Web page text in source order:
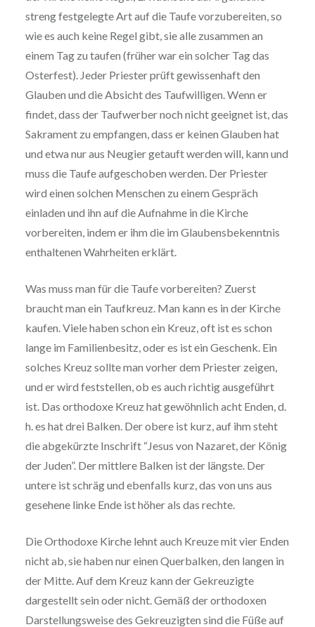
streng festgelegte Art auf die Taufe vorzubereiten, so
wie es auch keine Regel gibt, sie alle zusammen an
einem Tag zu taufen (früher war ein solcher Tag das
Osterfest). Jeder Priester prüft gewissenhaft den
Glauben und die Absicht des Taufwilligen. Wenn er
findet, dass der Taufwerber noch nicht geeignet ist, das
Sakrament zu empfangen, dass er keinen Glauben hat
und etwa nur aus Neugier getauft werden will, kann und
muss die Taufe aufgeschoben werden. Der Priester
wird einen solchen Menschen zu einem Gespräch
einladen und ihn auf die Aufnahme in die Kirche
vorbereiten, indem er ihm die im Glaubensbekenntnis
enthaltenen Wahrheiten erklärt.
Was muss man für die Taufe vorbereiten? Zuerst
braucht man ein Taufkreuz. Man kann es in der Kirche
kaufen. Viele haben schon ein Kreuz, oft ist es schon
lange im Familienbesitz, oder es ist ein Geschenk. Ein
solches Kreuz sollte man vorher dem Priester zeigen,
und er wird feststellen, ob es auch richtig ausgeführt
ist. Das orthodoxe Kreuz hat gewöhnlich acht Enden, d.
h. es hat drei Balken. Der obere ist kurz, auf ihm steht
die abgekürzte Inschrift “Jesus von Nazaret, der König
der Juden”. Der mittlere Balken ist der längste. Der
untere ist schräg und ebenfalls kurz, das von uns aus
gesehene linke Ende ist höher als das rechte.
Die Orthodoxe Kirche lehnt auch Kreuze mit vier Enden
nicht ab, sie haben nur einen Querbalken, den langen in
der Mitte. Auf dem Kreuz kann der Gekreuzigte
dargestellt sein oder nicht. Gemäß der orthodoxen
Darstellungsweise des Gekreuzigten sind die Füße auf